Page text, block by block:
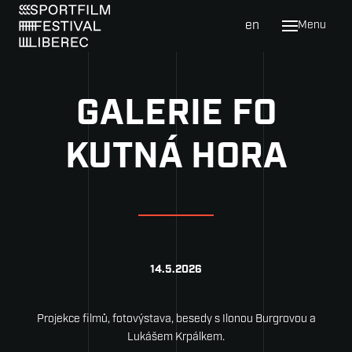
Menu
cs
en
GALERIE FO
KUTNÁ HORA
14.5.2026
Projekce filmů, fotovýstava, besedy s Ilonou Burgrovou a
Lukášem Krpálkem.